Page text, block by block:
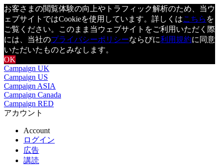
お客さまの閲覧体験の向上やトラフィック解析のため、当ウ
ェブサイトではCookieを使用しています。詳しくはこちら を
ご覧ください。このまま当ウェブサイトをご利用いただく際
には、当社のプライバシーポリシーならびに利用規約に同意
いただいたものとみなします。
OK
Campaign UK
Campaign US
Campaign ASIA
Campaign Canada
Campaign RED
アカウント
Account
ログイン
広告
講読